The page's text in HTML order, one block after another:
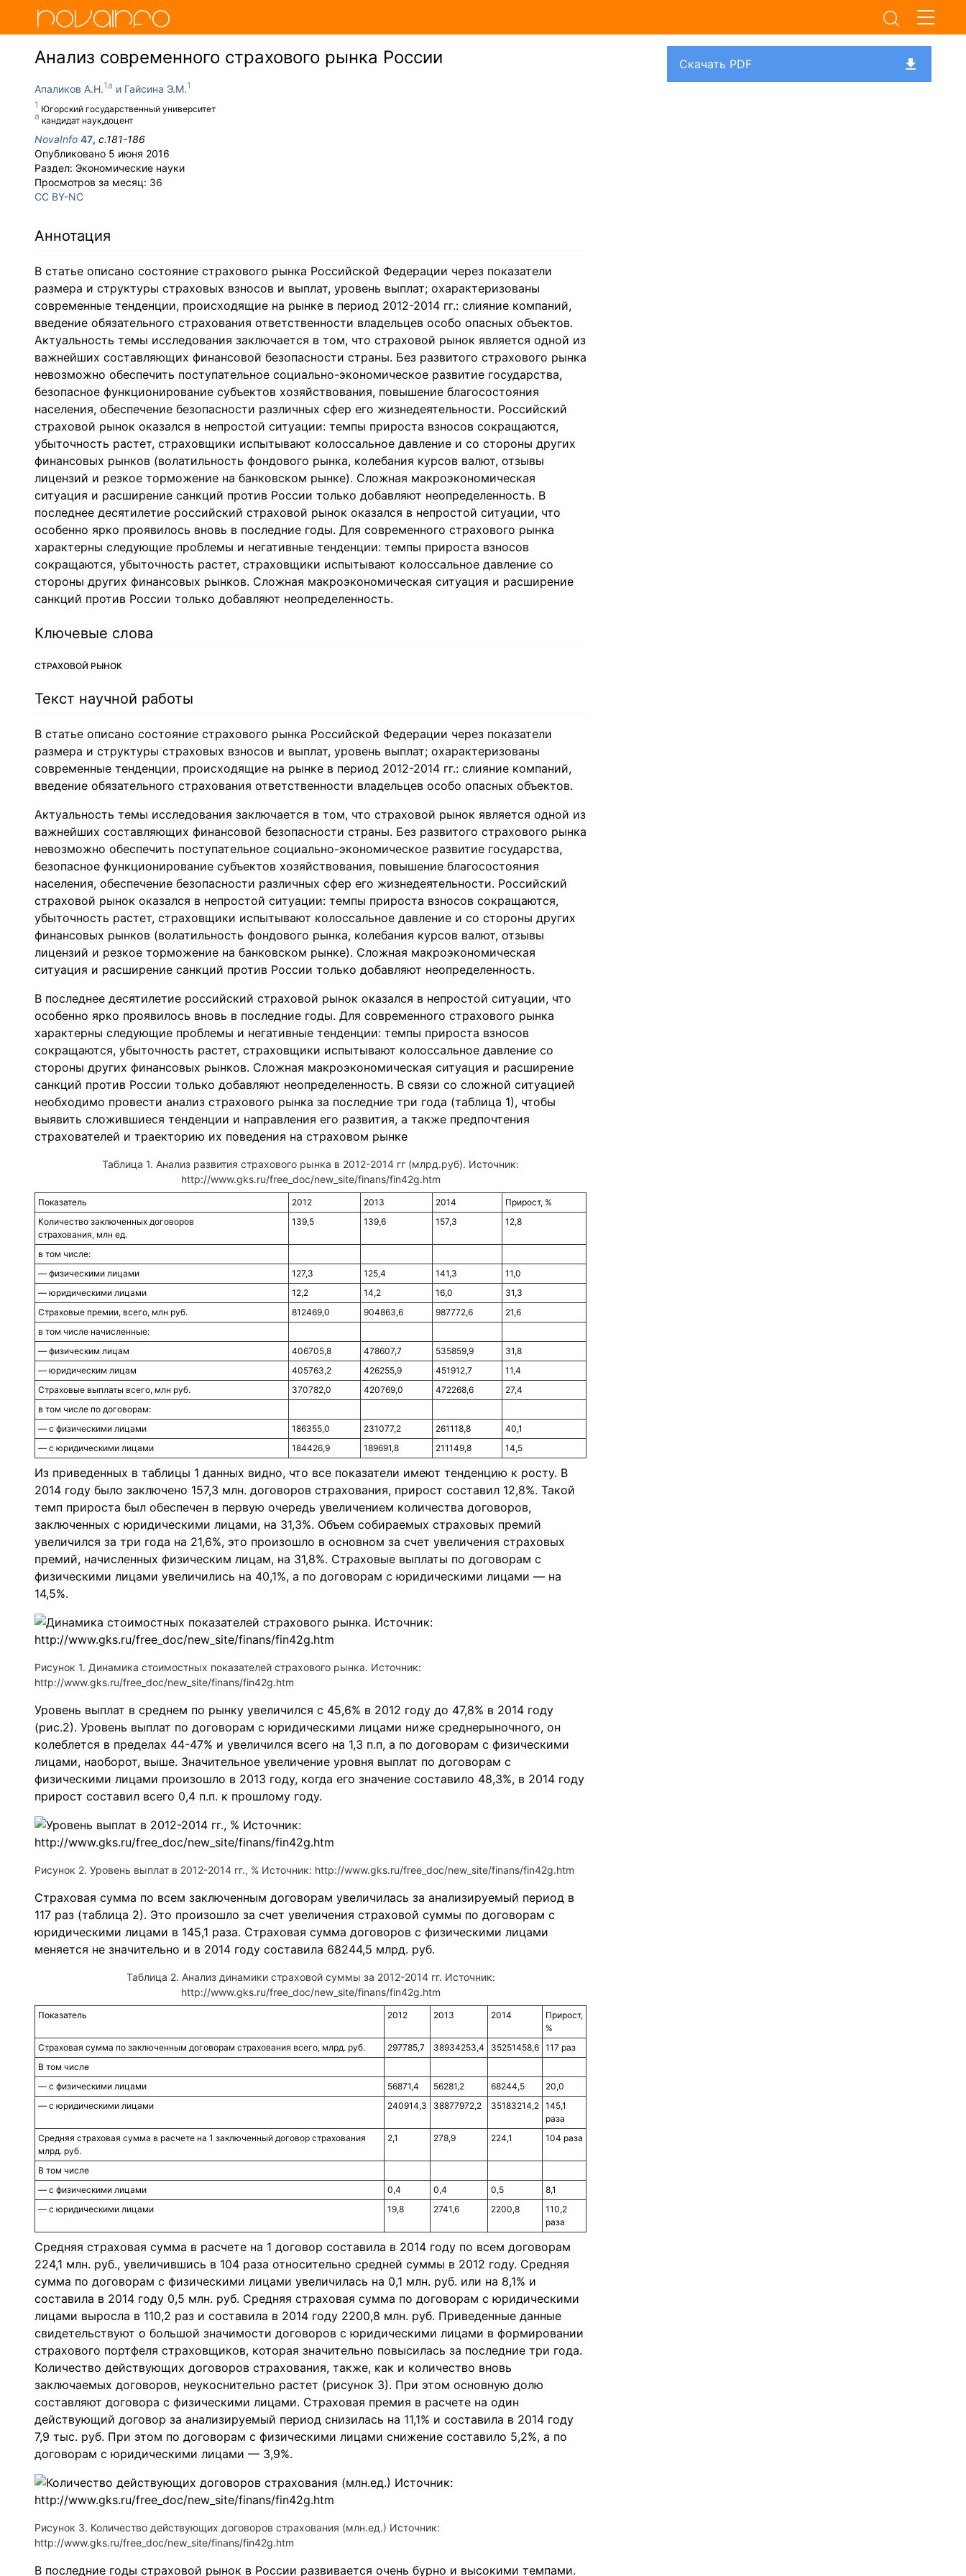
Анализ современного страхового рынка России
Апаликов А.Н.
Югорский государственный университет
кандидат наук,доцент
Гайсина Э.М.
NovaInfo 47, с.181-186
Опубликовано 5 июня 2016
Раздел: Экономические науки
Просмотров за месяц: 36
CC BY-NC
Аннотация
В статье описано состояние страхового рынка Российской Федерации через показатели
размера и структуры страховых взносов и выплат, уровень выплат; охарактеризованы
современные тенденции, происходящие на рынке в период 2012-2014 гг.: слияние компаний,
введение обязательного страхования ответственности владельцев особо опасных объектов.
Актуальность темы исследования заключается в том, что страховой рынок является одной из
важнейших составляющих финансовой безопасности страны. Без развитого страхового рынка
невозможно обеспечить поступательное социально-экономическое развитие государства,
безопасное функционирование субъектов хозяйствования, повышение благосостояния
населения, обеспечение безопасности различных сфер его жизнедеятельности. Российский
страховой рынок оказался в непростой ситуации: темпы прироста взносов сокращаются,
убыточность растет, страховщики испытывают колоссальное давление и со стороны других
финансовых рынков (волатильность фондового рынка, колебания курсов валют, отзывы
лицензий и резкое торможение на банковском рынке). Сложная макроэкономическая
ситуация и расширение санкций против России только добавляют неопределенность. В
последнее десятилетие российский страховой рынок оказался в непростой ситуации, что
особенно ярко проявилось вновь в последние годы. Для современного страхового рынка
характерны следующие проблемы и негативные тенденции: темпы прироста взносов
сокращаются, убыточность растет, страховщики испытывают колоссальное давление со
стороны других финансовых рынков. Сложная макроэкономическая ситуация и расширение
санкций против России только добавляют неопределенность.
Ключевые слова
СТРАХОВОЙ РЫНОК
Текст научной работы
В статье описано состояние страхового рынка Российской Федерации через показатели
размера и структуры страховых взносов и выплат, уровень выплат; охарактеризованы
современные тенденции, происходящие на рынке в период 2012-2014 гг.: слияние компаний,
введение обязательного страхования ответственности владельцев особо опасных объектов.
Актуальность темы исследования заключается в том, что страховой рынок является одной из
важнейших составляющих финансовой безопасности страны. Без развитого страхового рынка
невозможно обеспечить поступательное социально-экономическое развитие государства,
безопасное функционирование субъектов хозяйствования, повышение благосостояния
населения, обеспечение безопасности различных сфер его жизнедеятельности. Российский
страховой рынок оказался в непростой ситуации: темпы прироста взносов сокращаются,
убыточность растет, страховщики испытывают колоссальное давление и со стороны других
финансовых рынков (волатильность фондового рынка, колебания курсов валют, отзывы
лицензий и резкое торможение на банковском рынке). Сложная макроэкономическая
ситуация и расширение санкций против России только добавляют неопределенность.
В последнее десятилетие российский страховой рынок оказался в непростой ситуации, что
особенно ярко проявилось вновь в последние годы. Для современного страхового рынка
характерны следующие проблемы и негативные тенденции: темпы прироста взносов
сокращаются, убыточность растет, страховщики испытывают колоссальное давление со
стороны других финансовых рынков. Сложная макроэкономическая ситуация и расширение
санкций против России только добавляют неопределенность. В связи со сложной ситуацией
необходимо провести анализ страхового рынка за последние три года (таблица 1), чтобы
выявить сложившиеся тенденции и направления его развития, а также предпочтения
страхователей и траекторию их поведения на страховом рынке
Таблица 1. Анализ развития страхового рынка в 2012-2014 гг (млрд.руб). Источник:
http://www.gks.ru/free_doc/new_site/finans/fin42g.htm
Показатель 2012 2013 2014
Прирост, %
Количество заключенных договоров
страхования, млн ед.
139,5 139,6 157,3 12,8
в том числе:
— физическими лицами
127,3 125,4 141,3
11,0
— юридическими лицами
12,2 14,2 16,0
31,3
Страховые премии, всего, млн руб.
812469,0 904863,6 987772,6
21,6
в том числе начисленные:
— физическим лицам
406705,8 478607,7 535859,9
31,8
— юридическим лицам
405763,2 426255,9 451912,7
11,4
Страховые выплаты всего, млн руб.
370782,0 420769,0 472268,6
27,4
в том числе по договорам:
— с физическими лицами
186355,0 231077,2 261118,8
40,1
— с юридическими лицами
184426,9 189691,8 211149,8 14,5
Из приведенных в таблицы 1 данных видно, что все показатели имеют тенденцию к росту. В
2014 году было заключено 157,3 млн. договоров страхования, прирост составил 12,8%. Такой
темп прироста был обеспечен в первую очередь увеличением количества договоров,
заключенных с юридическими лицами, на 31,3%. Объем собираемых страховых премий
увеличился за три года на 21,6%, это произошло в основном за счет увеличения страховых
премий, начисленных физическим лицам, на 31,8%. Страховые выплаты по договорам с
физическими лицами увеличились на 40,1%, а по договорам с юридическими лицами — на
14,5%.
Рисунок 1. Динамика стоимостных показателей страхового рынка. Источник:
http://www.gks.ru/free_doc/new_site/finans/fin42g.htm
Уровень выплат в среднем по рынку увеличился с 45,6% в 2012 году до 47,8% в 2014 году
(рис.2). Уровень выплат по договорам с юридическими лицами ниже среднерыночного, он
колеблется в пределах 44-47% и увеличился всего на 1,3 п.п, а по договорам с физическими
лицами, наоборот, выше. Значительное увеличение уровня выплат по договорам с
физическими лицами произошло в 2013 году, когда его значение составило 48,3%, в 2014 году
прирост составил всего 0,4 п.п. к прошлому году.
Рисунок 2. Уровень выплат в 2012-2014 гг., % Источник: http://www.gks.ru/free_doc/new_site/finans/fin42g.htm
Страховая сумма по всем заключенным договорам увеличилась за анализируемый период в
117 раз (таблица 2). Это произошло за счет увеличения страховой суммы по договорам с
юридическими лицами в 145,1 раза. Страховая сумма договоров с физическими лицами
меняется не значительно и в 2014 году составила 68244,5 млрд. руб.
Таблица 2. Анализ динамики страховой суммы за 2012-2014 гг. Источник:
http://www.gks.ru/free_doc/new_site/finans/fin42g.htm
Показатель 2012 2013 2014
Прирост,
%
Страховая сумма по заключенным договорам страхования всего, млрд. руб.
297785,7 38934253,4 35251458,6 117 раз
В том числе
— с физическими лицами
56871,4 56281,2 68244,5
20,0
— с юридическими лицами
240914,3 38877972,2 35183214,2 145,1
раза
Средняя страховая сумма в расчете на 1 заключенный договор страхования
млрд. руб.
2,1 278,9 224,1 104 раза
В том числе
— с физическими лицами
0,4 0,4 0,5
8,1
— с юридическими лицами
19,8 2741,6 2200,8
110,2
раза
Средняя страховая сумма в расчете на 1 договор составила в 2014 году по всем договорам
224,1 млн. руб., увеличившись в 104 раза относительно средней суммы в 2012 году. Средняя
сумма по договорам с физическими лицами увеличилась на 0,1 млн. руб. или на 8,1% и
составила в 2014 году 0,5 млн. руб. Средняя страховая сумма по договорам с юридическими
лицами выросла в 110,2 раз и составила в 2014 году 2200,8 млн. руб. Приведенные данные
свидетельствуют о большой значимости договоров с юридическими лицами в формировании
страхового портфеля страховщиков, которая значительно повысилась за последние три года.
Количество действующих договоров страхования, также, как и количество вновь
заключаемых договоров, неукоснительно растет (рисунок 3). При этом основную долю
составляют договора с физическими лицами. Страховая премия в расчете на один
действующий договор за анализируемый период снизилась на 11,1% и составила в 2014 году
7,9 тыс. руб. При этом по договорам с физическими лицами снижение составило 5,2%, а по
договорам с юридическими лицами — 3,9%.
Рисунок 3. Количество действующих договоров страхования (млн.ед.) Источник:
http://www.gks.ru/free_doc/new_site/finans/fin42g.htm
В последние годы страховой рынок в России развивается очень бурно и высокими темпами.
Скачать PDF